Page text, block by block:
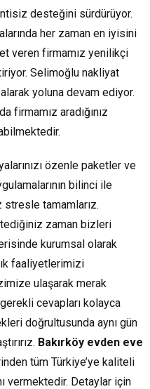
desteğini sürdürüyor.
her zaman en iyisini
veren firmamız yenilikçi
Selimoğlu nakliyat
yoluna devam ediyor.
firmamız aradığınız
özenle paketler ve
bilinci ile
tamamlarız.
zaman bizleri
kurumsal olarak
faaliyetlerimizi
ulaşarak merak
cevapları kolayca
doğrultusunda aynı gün
Bakırköy evden eve
tüm Türkiye’ye kaliteli
vermektedir. Detaylar için